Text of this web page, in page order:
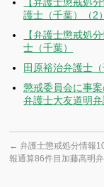
護士（千葉）（2）
【弁護士懲戒処
士（千葉）
田原裕治弁護士
懲戒委員会に事
弁護士大友道明
← 弁護士懲戒処分情報
報通算86件目加藤高明弁